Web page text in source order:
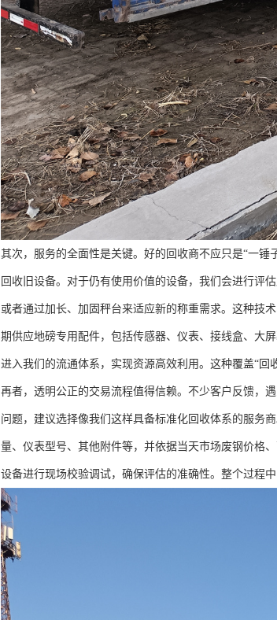
其次，服务的全面性是关键。好的回收商不应只是“一
回收旧设备。对于仍有使用价值的设备，我们会进行评
或者通过加长、加固秤台来适应新的称重需求。这种技
期供应地磅专用配件，包括传感器、仪表、接线盒、大
进入我们的流通体系，实现资源高效利用。这种覆盖“回
再者，透明公正的交易流程值得信赖。不少客户反馈，
问题，建议选择像我们这样具备标准化回收体系的服务
量、仪表型号、其他附件等，并依据当天市场废钢价格
设备进行现场校验调试，确保评估的准确性。整个过程